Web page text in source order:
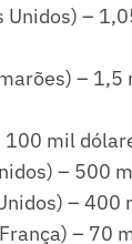
Unidos) –
– 1,5
100 mil
– 500
– 400
– 70